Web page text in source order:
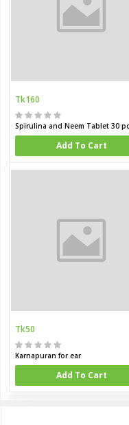
Tk160
Spirulina and Neem Tablet 30
Add To Cart
Tk50
Karnapuran for ear
Add To Cart